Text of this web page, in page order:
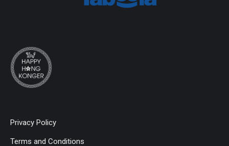
Privacy Policy
Terms and Conditions